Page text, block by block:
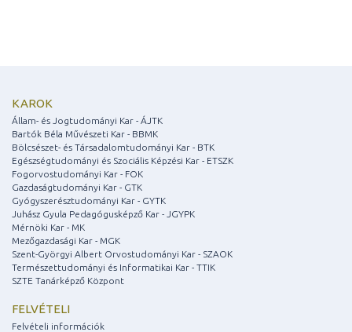
KAROK
Állam- és Jogtudományi Kar - ÁJTK
Bartók Béla Művészeti Kar - BBMK
Bölcsészet- és Társadalomtudományi Kar - BTK
Egészségtudományi és Szociális Képzési Kar - ETSZK
Fogorvostudományi Kar - FOK
Gazdaságtudományi Kar - GTK
Gyógyszerésztudományi Kar - GYTK
Juhász Gyula Pedagógusképző Kar - JGYPK
Mérnöki Kar - MK
Mezőgazdasági Kar - MGK
Szent-Györgyi Albert Orvostudományi Kar - SZAOK
Természettudományi és Informatikai Kar - TTIK
SZTE Tanárképző Központ
FELVÉTELI
Felvételi információk